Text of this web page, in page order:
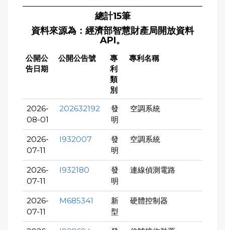
總計15筆
資料來源為：經濟部智慧財產局開放資料
API。
公開公
告日期
公開公告號
專
利
類
別
專利名稱
2026-
08-01
202632192
發
明
空調系統
2026-
07-11
I932007
發
明
空調系統
2026-
07-11
I932180
發
明
連線偵測電路
2026-
07-11
M685341
新
型
硬體控制器